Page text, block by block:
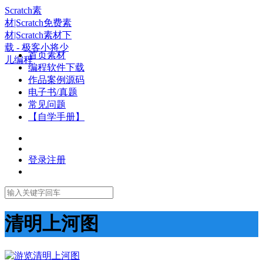
Scratch素
材|Scratch免费素
材|Scratch素材下
载 - 极客小将少
儿编程首页素材
编程软件下载
作品案例源码
电子书/真题
常见问题
【自学手册】
登录注册
清明上河图